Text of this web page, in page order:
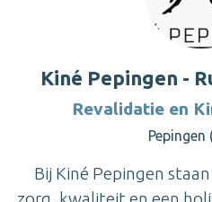
Kiné Pepingen -
Revalidatie en
Pepingen
Bij Kiné Pepingen